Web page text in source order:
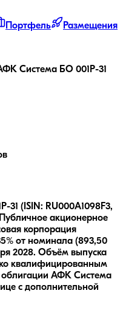
Портфель
Размещения
Система БО 001Р-31
(ISIN: RU000A1098F3,
акционерное
корпорация
от номинала (893,50
2028. Объём выпуска
квалифицированным
АФК Система
с дополнительной